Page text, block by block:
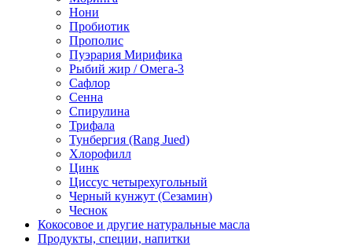
Нони
Пробиотик
Прополис
Пуэрария Мирифика
Рыбий жир / Омега-3
Сафлор
Сенна
Спирулина
Трифала
Тунбергия (Rang Jued)
Хлорофилл
Цинк
Циссус четырехугольный
Черный кунжут (Сезамин)
Чеснок
Кокосовое и другие натуральные масла
Продукты, специи, напитки